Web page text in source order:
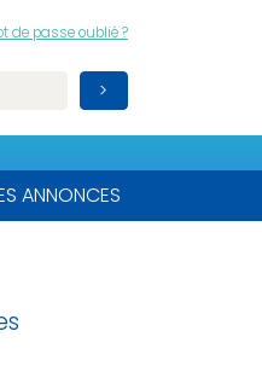
de passe oublié ?
ANNONCES